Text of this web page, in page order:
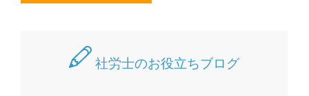
社労士のお役立ちブログ